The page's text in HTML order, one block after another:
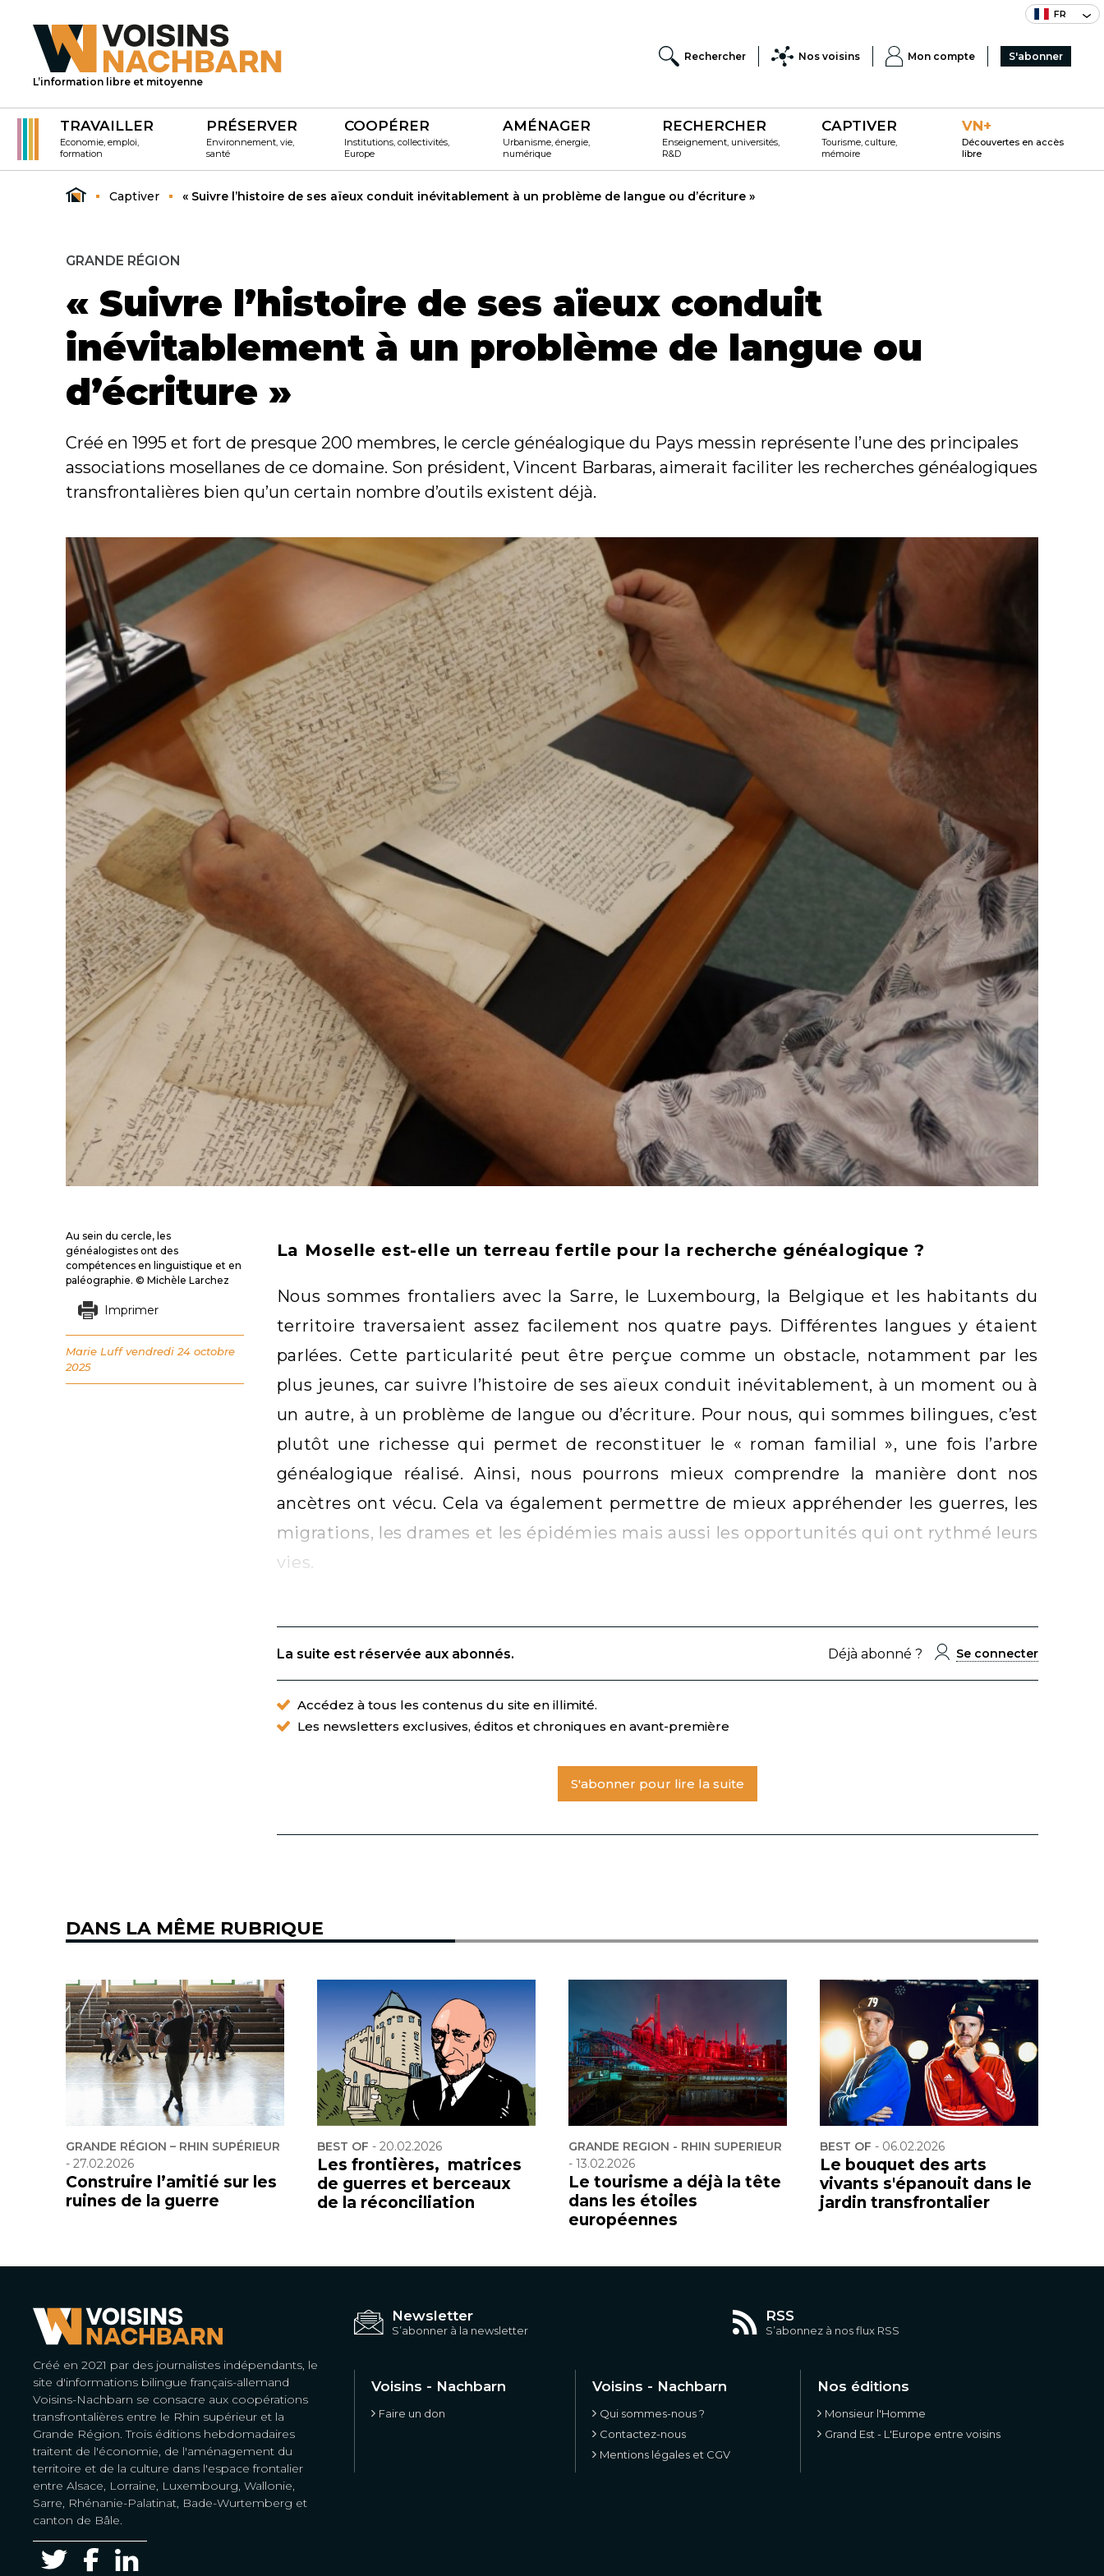
FR
L’information libre et mitoyenne
Rechercher Nos voisins Mon compte S'abonner
TRAVAILLER
Economie, emploi,
formation
PRÉSERVER
Environnement, vie,
santé
COOPÉRER
Institutions, collectivités,
Europe
AMÉNAGER
Urbanisme, énergie,
numérique
RECHERCHER
Enseignement, universités,
R&D
CAPTIVER
Tourisme, culture,
mémoire
VN+
Découvertes en accès
libre
Captiver « Suivre l’histoire de ses aïeux conduit inévitablement à un problème de langue ou d’écriture »
GRANDE RÉGION
« Suivre l’histoire de ses aïeux conduit
inévitablement à un problème de langue ou
d’écriture »
Créé en 1995 et fort de presque 200 membres, le cercle généalogique du Pays messin représente l’une des principales
associations mosellanes de ce domaine. Son président, Vincent Barbaras, aimerait faciliter les recherches généalogiques
transfrontalières bien qu’un certain nombre d’outils existent déjà.
La Moselle est-elle un terreau fertile pour la recherche généalogique ?
Nous sommes frontaliers avec la Sarre, le Luxembourg, la Belgique et les habitants du
territoire traversaient assez facilement nos quatre pays. Différentes langues y étaient
parlées. Cette particularité peut être perçue comme un obstacle, notamment par les
plus jeunes, car suivre l’histoire de ses aïeux conduit inévitablement, à un moment ou à
un autre, à un problème de langue ou d’écriture. Pour nous, qui sommes bilingues, c’est
plutôt une richesse qui permet de reconstituer le « roman familial », une fois l’arbre
généalogique réalisé. Ainsi, nous pourrons mieux comprendre la manière dont nos
ancètres ont vécu. Cela va également permettre de mieux appréhender les guerres, les
migrations, les drames et les épidémies mais aussi les opportunités qui ont rythmé leurs
vies.
La suite est réservée aux abonnés. Déjà abonné ? Se connecter
Accédez à tous les contenus du site en illimité.
Les newsletters exclusives, éditos et chroniques en avant-première
S'abonner pour lire la suite
Au sein du cercle, les
généalogistes ont des
compétences en linguistique et en
paléographie. © Michèle Larchez
Imprimer
Marie Luff vendredi 24 octobre
2025
DANS LA MÊME RUBRIQUE
GRANDE RÉGION – RHIN SUPÉRIEUR
- 27.02.2026
Construire l’amitié sur les
ruines de la guerre
BEST OF - 20.02.2026
Les frontières, matrices
de guerres et berceaux
de la réconciliation
GRANDE REGION - RHIN SUPERIEUR
- 13.02.2026
Le tourisme a déjà la tête
dans les étoiles
européennes
BEST OF - 06.02.2026
Le bouquet des arts
vivants s'épanouit dans le
jardin transfrontalier
Créé en 2021 par des journalistes indépendants, le
site d'informations bilingue français-allemand
Voisins-Nachbarn se consacre aux coopérations
transfrontalières entre le Rhin supérieur et la
Grande Région. Trois éditions hebdomadaires
traitent de l'économie, de l'aménagement du
territoire et de la culture dans l'espace frontalier
entre Alsace, Lorraine, Luxembourg, Wallonie,
Sarre, Rhénanie-Palatinat, Bade-Wurtemberg et
canton de Bâle.
Newsletter
S’abonner à la newsletter
RSS
S’abonnez à nos flux RSS
Voisins - Nachbarn
Faire un don
Voisins - Nachbarn
Qui sommes-nous ?
Contactez-nous
Mentions légales et CGV
Nos éditions
Monsieur l'Homme
Grand Est - L'Europe entre voisins